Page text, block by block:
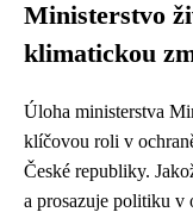
Ministerstvo
klimatickou
Úloha ministerstva
klíčovou roli v
České republiky.
a prosazuje politiku v